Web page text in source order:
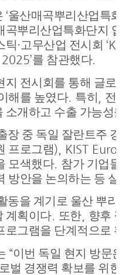
‘울산매곡뿌리산업특화
곡뿌리산업특화단지 입
틱· 고무산업 전시회 ‘K
를 참관했다.
지 전시회를 통해 글로
해를 높였다. 특히
전
소개하고 수출 가능성을
장 중 독일 잘란트주 경
프로그램), KIST
모색했다. 참가 기업들
방안을 논의하는 등 실
동을 계기로 울산 뿌리
계획이다. 또한, 향후 잘
로그램을 단계적으로
“이번 독일 현지 방문은
벌 경쟁력 확보를 위한